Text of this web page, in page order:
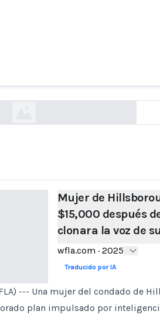
estafada con
Mujer de
$15,000 después
clonara la voz de
wfla.com · 2025
Traducido por IA
--- Una mujer del condado de
plan impulsado por